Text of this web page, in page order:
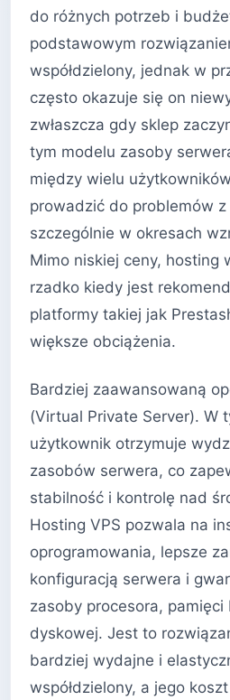
do różnych potrzeb i
podstawowym
współdzielony, jednak w
często okazuje się on
zwłaszcza gdy sklep
tym modelu zasoby
między wielu
prowadzić do problemów
szczególnie w okresach
Mimo niskiej ceny, hosting
rzadko kiedy jest
platformy takiej jak
większe obciążenia.
Bardziej zaawansowaną
(Virtual Private Server). W
użytkownik otrzymuje
zasobów serwera, co
stabilność i kontrolę nad
Hosting VPS pozwala na
oprogramowania, lepsze
konfiguracją serwera i
zasoby procesora, pamięci
dyskowej. Jest to
bardziej wydajne i
współdzielony, a jego